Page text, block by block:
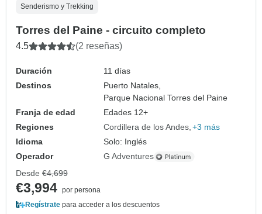
Senderismo y Trekking
Torres del Paine - circuito completo
4.5 (2 reseñas)
Duración
11 días
Destinos
Puerto Natales,
Parque Nacional Torres del Paine
Franja de edad
Edades 12+
Regiones
Cordillera de los Andes +3 más
Idioma
Solo: Inglés
Operador
G Adventures
Desde €4,699
€3,994 por persona
Regístrate para acceder a los descuentos